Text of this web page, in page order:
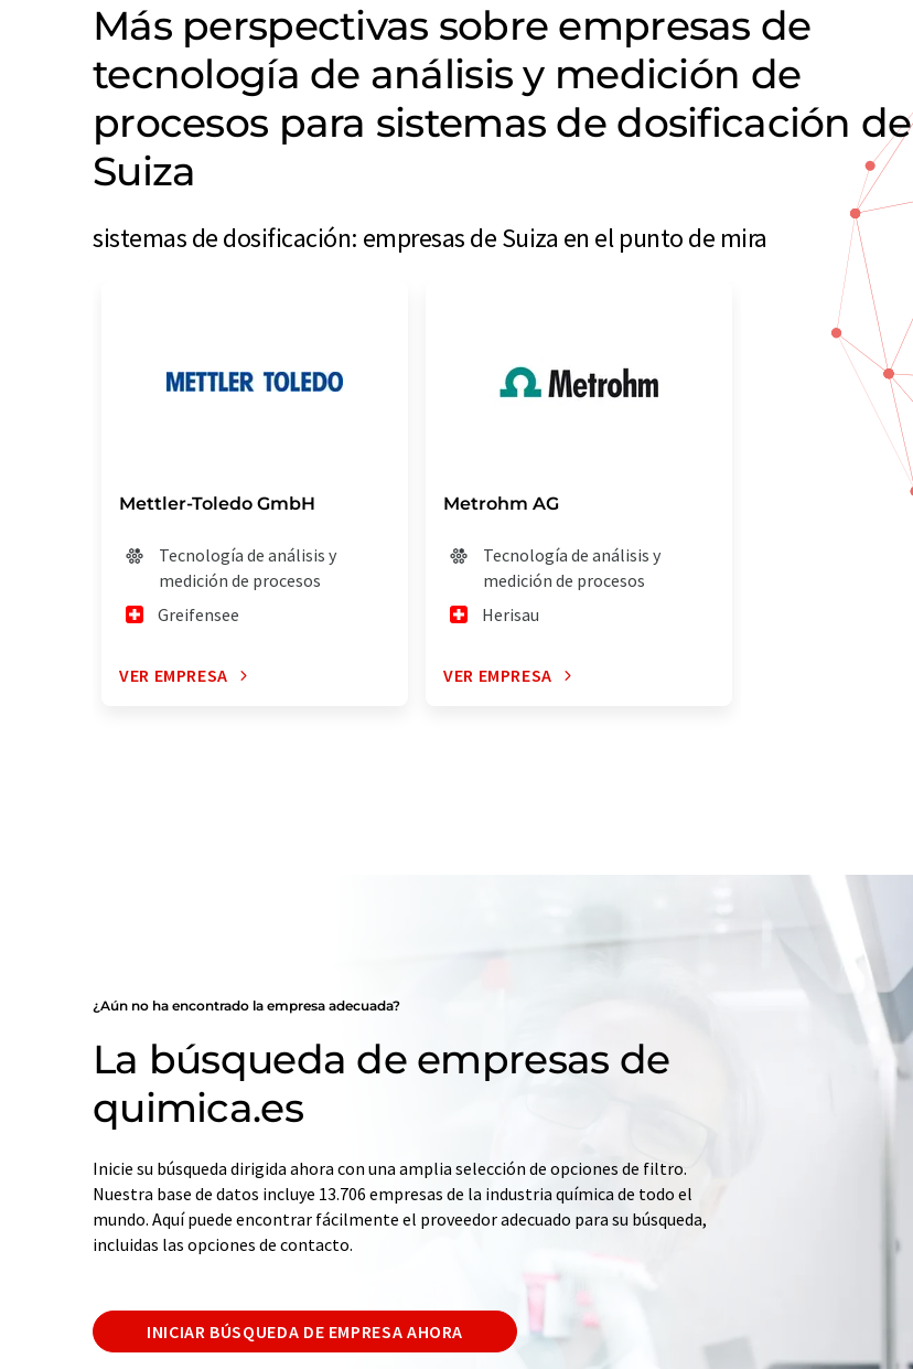
Más perspectivas sobre empresas de
tecnología de análisis y medición de
procesos para sistemas de dosificación de
Suiza
sistemas de dosificación: empresas de Suiza en el punto de mira
Mettler-Toledo GmbH
Tecnología de análisis y
medición de procesos
Greifensee
VER EMPRESA
Metrohm AG
Tecnología de análisis y
medición de procesos
Herisau
VER EMPRESA
¿Aún no ha encontrado la empresa adecuada?
La búsqueda de empresas de
quimica.es
Inicie su búsqueda dirigida ahora con una amplia selección de opciones de filtro.
Nuestra base de datos incluye 13.706 empresas de la industria química de todo el
mundo. Aquí puede encontrar fácilmente el proveedor adecuado para su búsqueda,
incluidas las opciones de contacto.
INICIAR BÚSQUEDA DE EMPRESA AHORA